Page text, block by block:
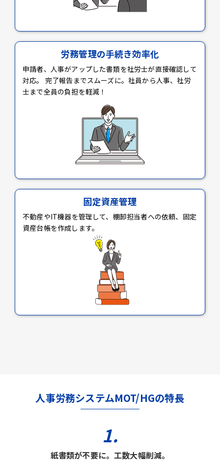
労務管理の手続き効率化
申請者、人事がアップした書類を社労士が直接確認して
対応。 完了報告までスムーズに。社員から人事、社労
士まで全員の負担を軽減！
固定資産管理
不動産やIT機器を管理して、棚卸担当者への依頼、固定
資産台帳を作成します。
人事労務システムMOT/HGの特長
1.
紙書類が不要に。工数大幅削減。